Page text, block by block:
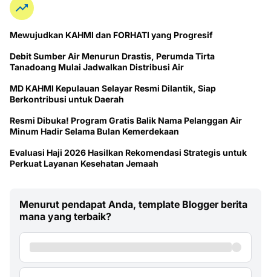
Mewujudkan KAHMI dan FORHATI yang Progresif
Debit Sumber Air Menurun Drastis, Perumda Tirta
Tanadoang Mulai Jadwalkan Distribusi Air
MD KAHMI Kepulauan Selayar Resmi Dilantik, Siap
Berkontribusi untuk Daerah
Resmi Dibuka! Program Gratis Balik Nama Pelanggan Air
Minum Hadir Selama Bulan Kemerdekaan
Evaluasi Haji 2026 Hasilkan Rekomendasi Strategis untuk
Perkuat Layanan Kesehatan Jemaah
Menurut pendapat Anda, template Blogger berita
mana yang terbaik?